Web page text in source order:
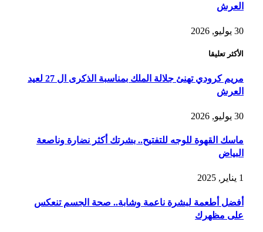
العرش
30 يوليو, 2026
الأكثر تعليقا
مريم كرودي تهنئ جلالة الملك بمناسبة الذكرى ال 27 لعيد
العرش
30 يوليو, 2026
ماسك القهوة للوجه للتفتيح.. بشرتك أكثر نضارة وناصعة
البياض
1 يناير, 2025
أفضل أطعمة لبشرة ناعمة وشابة.. صحة الجسم تنعكس
على مظهرك